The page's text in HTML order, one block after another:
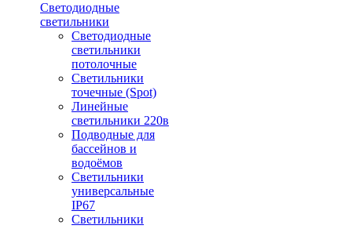
Светодиодные
светильники
Светодиодные
светильники
потолочные
Светильники
точечные (Spot)
Линейные
светильники 220в
Подводные для
бассейнов и
водоёмов
Светильники
универсальные
IP67
Светильники